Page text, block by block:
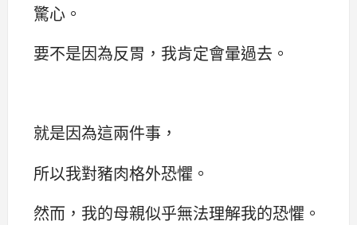
驚心。
要不是因為反胃，我肯定會暈過去。
就是因為這兩件事，
所以我對豬肉格外恐懼。
然而，我的母親似乎無法理解我的恐懼。